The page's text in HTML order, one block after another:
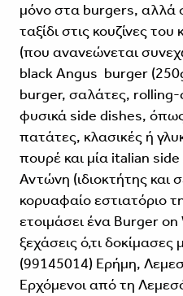
μόνο στα burgers, αλλά
ταξίδι στις κουζίνες
(που ανανεώνεται
black Angus burger
burger, σαλάτες, rolling-
φυσικά side dishes,
πατάτες, κλασικές ή
πουρέ και μία italian
Αντώνη (ιδιοκτήτης
κορυαφαίο εστιατόριο
ετοιμάσει ένα Burger
ξεχάσεις ό,τι δοκίμασες
(99145014) Ερήμη,
Ερχόμενοι από τη